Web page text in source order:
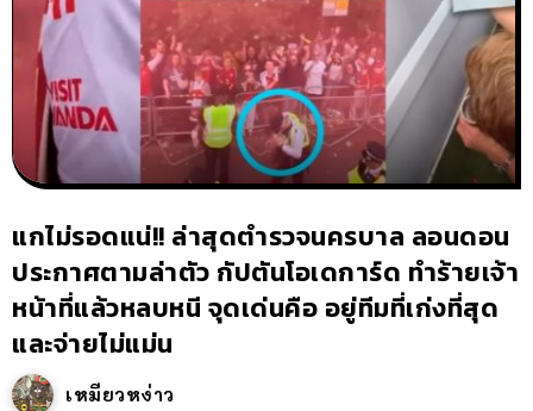
แกไม่รอดแน่!! ล่าสุดตำรวจนครบาล ลอนดอน
ประกาศตามล่าตัว กัปตันโอเดการ์ด ทำร้ายเจ้า
หน้าที่แล้วหลบหนี จุดเด่นคือ อยู่ทีมที่เก่งที่สุด
และจ่ายไม่แม่น
เหมียวหง่าว